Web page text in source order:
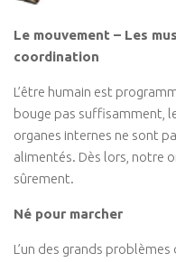
Régime
Régime
Mincir au
Remise en
Le mouvement – Les
coordination
L’être humain est
bouge pas suffisamment,
organes internes ne sont
alimentés. Dès lors, notre
sûrement.
Né pour marcher
L’un des grands